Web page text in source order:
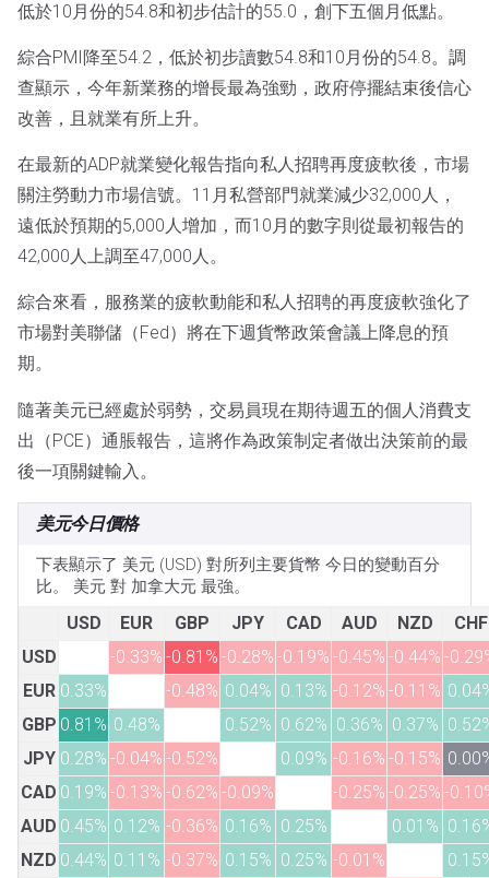
低於10月份的54.8和初步估計的55.0，創下五個月低點。
綜合PMI降至54.2，低於初步讀數54.8和10月份的54.8。調
查顯示，今年新業務的增長最為強勁，政府停擺結束後信心
改善，且就業有所上升。
在最新的ADP就業變化報告指向私人招聘再度疲軟後，市場
關注勞動力市場信號。11月私營部門就業減少32,000人，
遠低於預期的5,000人增加，而10月的數字則從最初報告的
42,000人上調至47,000人。
綜合來看，服務業的疲軟動能和私人招聘的再度疲軟強化了
市場對美聯儲（Fed）將在下週貨幣政策會議上降息的預
期。
隨著美元已經處於弱勢，交易員現在期待週五的個人消費支
出（PCE）通脹報告，這將作為政策制定者做出決策前的最
後一項關鍵輸入。
美元今日價格
下表顯示了 美元 (USD) 對所列主要貨幣 今日的變動百分
比。 美元 對 加拿大元 最強。
USD EUR GBP JPY CAD AUD NZD
CHF
USD
-0.33% -0.81% -0.28% -0.19% -0.45% -0.44% -
EUR 0.33% -0.48% 0.04% 0.13% -0.12% -0.11%
GBP 0.81% 0.48% 0.52% 0.62% 0.36% 0.37%
JPY 0.28% -0.04% -0.52% 0.09% -0.16% -0.15%
CAD 0.19% -0.13% -0.62% -0.09% -0.25% -0.25% -
AUD 0.45% 0.12% -0.36% 0.16% 0.25% 0.01%
NZD 0.44% 0.11% -0.37% 0.15% 0.25% -0.01%